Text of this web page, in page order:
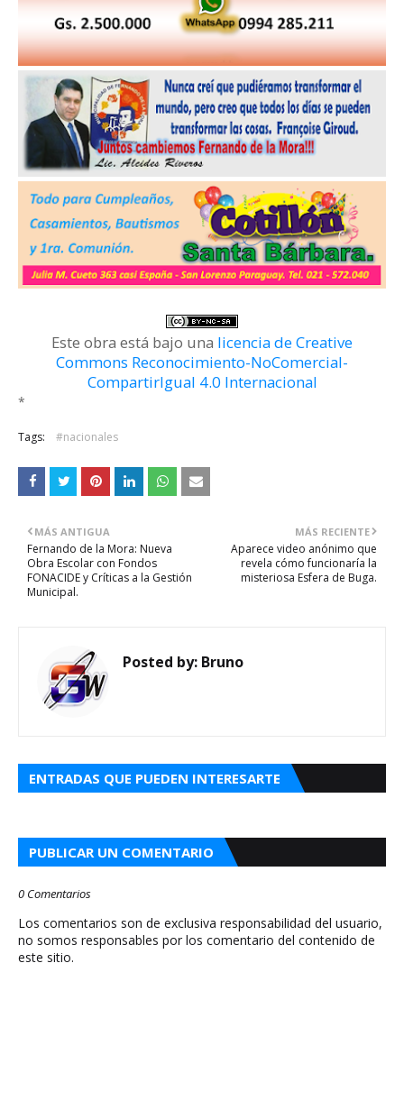
Este obra está bajo una licencia de Creative
Commons Reconocimiento-NoComercial-
CompartirIgual 4.0 Internacional
*
Tags: #nacionales
MÁS RECIENTE
Aparece video anónimo que
revela cómo funcionaría la
misteriosa Esfera de Buga.
MÁS ANTIGUA
Fernando de la Mora: Nueva
Obra Escolar con Fondos
FONACIDE y Críticas a la Gestión
Municipal.
Posted by: Bruno
ENTRADAS QUE PUEDEN INTERESARTE
PUBLICAR UN COMENTARIO
0 Comentarios
Los comentarios son de exclusiva responsabilidad del usuario,
no somos responsables por los comentario del contenido de
este sitio.